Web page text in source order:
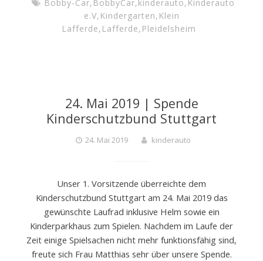
Bobby-Car, BobbyCar,kinderauto, Kinderauto
e.V, Kindergarten, Klein
Lafferde, Lafferde, Pleidelsheim
24. Mai 2019 | Spende
Kinderschutzbund Stuttgart
24. Mai 2019 kinderauto
Unser 1. Vorsitzende überreichte dem
Kinderschutzbund Stuttgart am 24. Mai 2019 das
gewünschte Laufrad inklusive Helm sowie ein
Kinderparkhaus zum Spielen. Nachdem im Laufe der
Zeit einige Spielsachen nicht mehr funktionsfähig sind,
freute sich Frau Matthias sehr über unsere Spende.